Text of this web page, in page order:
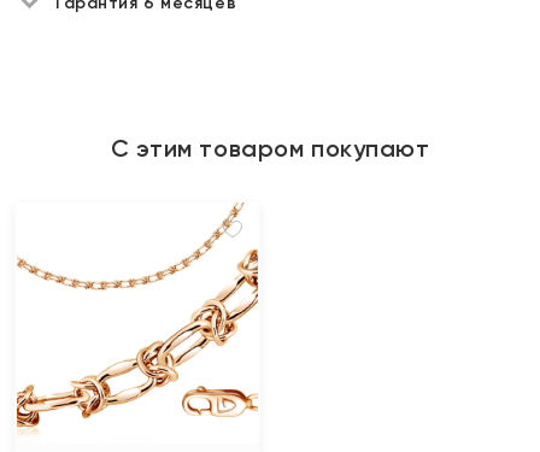
С этим товаром покупают